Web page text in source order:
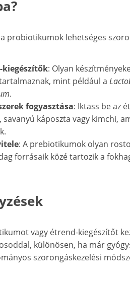
probiotikumok lehetséges
: Olyan
mint például a
.
fogyasztása: Iktass be az
káposzta vagy kimchi,
: A prebiotikumok olyan
forrásaik közé tartozik a
vagy étrend-kiegészítőt
különösen, ha már
szorongáskezelési